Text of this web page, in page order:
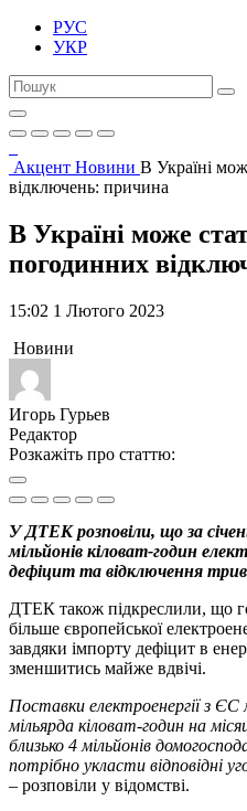
РУС
УКР
Акцент Новини В Україні
відключень: причина
В Україні може
погодинних
15:02 1 Лютого 2023
Новини
Игорь Гурьев
Редактор
Розкажіть про статтю:
У ДТЕК розповіли, що за
мільйонів кіловат-годин
дефіцит та відключення
ДТЕК також підкреслили, що
більше європейської
завдяки імпорту дефіцит в
зменшитись майже вдвічі.
Поставки електроенергії з
мільярда кіловат-годин на
близько 4 мільйонів
потрібно укласти відповідні
– розповіли у відомстві.